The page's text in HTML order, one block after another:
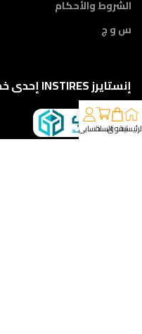
الشروط والأحكام
س و ج
إنستايرز INSTIRES إحدى خدمات
تسوقالسلةحسابي